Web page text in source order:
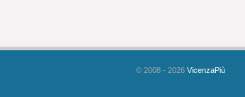
© 2008 - 2026 VicenzaPiù